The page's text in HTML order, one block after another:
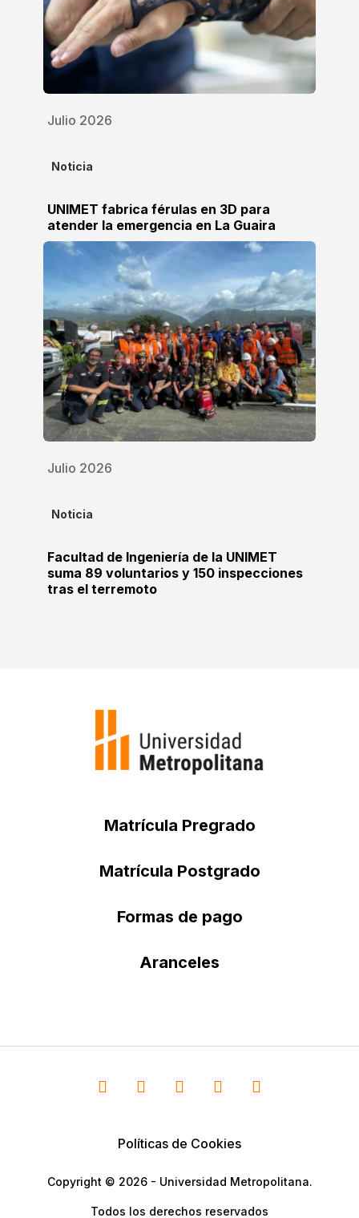
Julio 2026
Noticia
UNIMET fabrica férulas en 3D para
atender la emergencia en La Guaira
Julio 2026
Noticia
Facultad de Ingeniería de la UNIMET
suma 89 voluntarios y 150 inspecciones
tras el terremoto
Matrícula Pregrado
Matrícula Postgrado
Formas de pago
Aranceles
Políticas de Cookies
Copyright © 2026 - Universidad Metropolitana.
Todos los derechos reservados